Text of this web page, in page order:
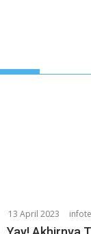
13 April 2023